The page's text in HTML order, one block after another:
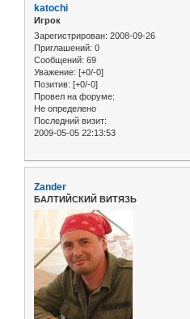
katochi
Игрок
Зарегистрирован: 2008-09-26
Приглашений: 0
Сообщений: 69
Уважение: [+0/-0]
Позитив: [+0/-0]
Провел на форуме:
Не определено
Последний визит:
2009-05-05 22:13:53
Zander
БАЛТИЙСКИЙ ВИТЯЗЬ